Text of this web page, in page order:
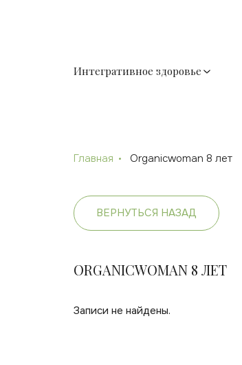
Интегративное здоровье
Главная Organicwoman 8 лет
ВЕРНУТЬСЯ НАЗАД
ORGANICWOMAN 8 ЛЕТ
Записи не найдены.